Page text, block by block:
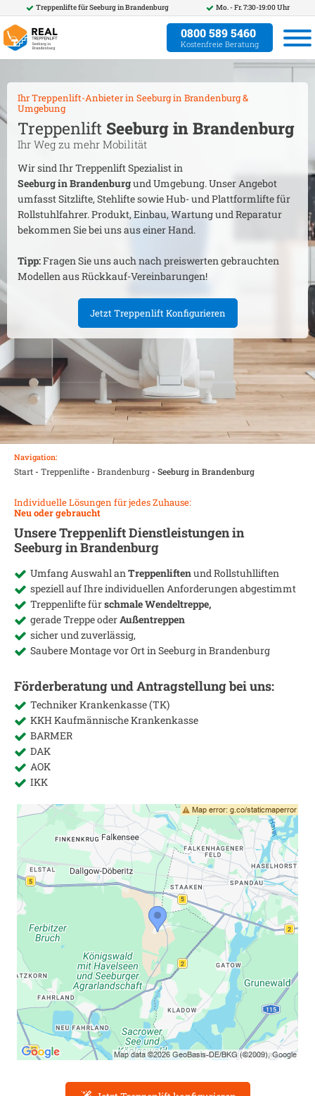
Treppenlifte fürSeeburg in Brandenburg Mo. - Fr. 7:30-19:00 Uhr
0800 589 5460
Kostenfreie Beratung
Ihr Treppenlift-Anbieter in Seeburg in Brandenburg&
Umgebung
Treppenlift Seeburg in Brandenburg
Ihr Weg zu mehr Mobilität
Wir sind Ihr Treppenlift Spezialist in
Seeburg in Brandenburgund Umgebung. Unser Angebot
umfasst Sitzlifte, Stehlifte sowie Hub- und Plattformlifte für
Rollstuhlfahrer. Produkt, Einbau, Wartung und Reparatur
bekommen Sie bei uns aus einer Hand.
Tipp:Fragen Sie uns auch nach preiswerten gebrauchten
Modellen aus Rückkauf-Vereinbarungen!
Jetzt Treppenlift Konfigurieren
Navigation:
Start- Treppenlifte- Brandenburg- Seeburg in Brandenburg
Individuelle Lösungen für jedes Zuhause:
Neu oder gebraucht
Unsere Treppenlift Dienstleistungen in
Seeburg in Brandenburg
Umfang Auswahl anTreppenliftenund Rollstuhlliften
speziell auf Ihre individuellen Anforderungen abgestimmt
Treppenlifte fürschmale Wendeltreppe,
gerade Treppe oderAußentreppen
sicher und zuverlässig,
Saubere Montage vor Ort inSeeburg in Brandenburg
Förderberatung und Antragstellung bei uns:
Techniker Krankenkasse (TK)
KKH Kaufmännische Krankenkasse
BARMER
DAK
AOK
IKK